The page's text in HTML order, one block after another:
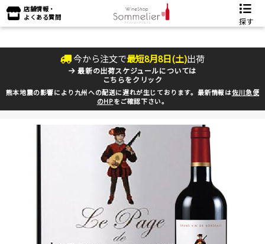
店舗情報・
よくある質問
探す
今から注文で最短8月8日(土)出荷
最新の出荷スケジュールについては
こちらをクリック
熊本地震の影響により九州への配送に遅れが生じております。最新情報は佐川急便
のHPをご確認下さい。